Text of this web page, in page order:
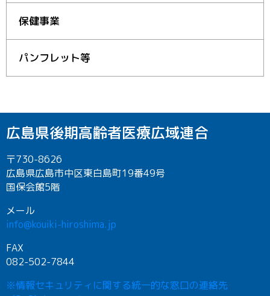
保健事業
パンフレット等
広島県後期高齢者医療広域連合
〒730-8626
広島県広島市中区東白島町19番49号
国保会館5階
メール
info@kouiki-hiroshima.jp
FAX
082-502-7844
※情報セキュリティに関する統一的な窓口の連絡先